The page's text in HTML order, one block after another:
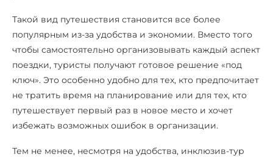
Такой вид путешествия становится все более
популярным из-за удобства и экономии. Вместо того
чтобы самостоятельно организовывать каждый аспект
поездки, туристы получают готовое решение «под
ключ». Это особенно удобно для тех, кто предпочитает
не тратить время на планирование или для тех, кто
путешествует первый раз в новое место и хочет
избежать возможных ошибок в организации.
Тем не менее, несмотря на удобства, инклюзив-тур